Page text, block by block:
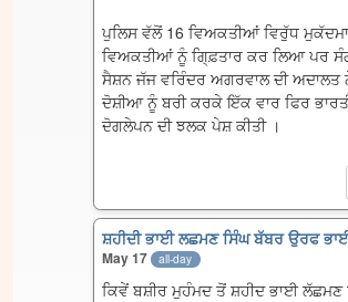
ਪੁਲਿਸ ਵੱਲੋਂ 16 ਵਿਅਕਤੀਆਂ ਵਿਰੁੱਧ
ਵਿਅਕਤੀਆਂ ਨੂੰ ਗਿ੍ਫ਼ਤਾਰ ਕਰ ਲਿਆ ਪਰ
ਸੈਸ਼ਨ ਜੱਜ ਵਰਿੰਦਰ ਅਗਰਵਾਲ ਦੀ ਅਦਾਲਤ
ਦੋਸ਼ੀਆ ਨੂੰ ਬਰੀ ਕਰਕੇ ਇੱਕ ਵਾਰ ਫਿਰ
ਦੋਗਲੇਪਨ ਦੀ ਝਲਕ ਪੇਸ਼ ਕੀਤੀ ।
ਸ਼ਹੀਦੀ ਭਾਈ ਲਛਮਣ ਸਿੰਘ ਬੱਬਰ ਉਰਫ
May 17 all-day
ਕਿਵੇਂ ਬਸ਼ੀਰ ਮੁਹੰਮਦ ਤੋਂ ਸ਼ਹੀਦ ਭਾਈ